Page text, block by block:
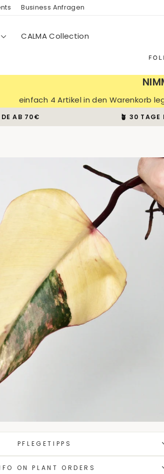
Business Anfragen
CALMA Collection
einfach 4 Artikel in den Warenkorb
DE AB 70€ 🪴 30 TAGE
PFLEGETIPPS
ON PLANT ORDERS